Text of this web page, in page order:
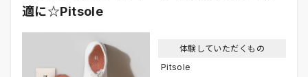
適に☆Pitsole
体験していただくもの
Pitsole